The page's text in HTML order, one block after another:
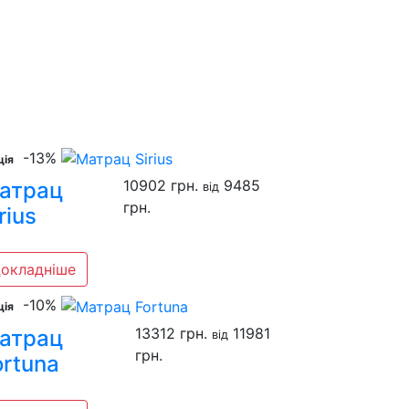
-13%
10902 грн. вiд 9485
грн.
-10%
13312 грн. вiд 11981
грн.